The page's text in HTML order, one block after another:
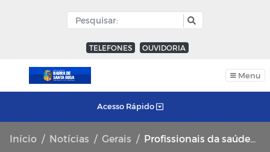
TELEFONES OUVIDORIA
Menu
Acesso Rápido
Início Notícias Gerais Profissionais da saúde de Barra de Santa Rosa participam de Congresso e Oficina sobre Atenção Primária